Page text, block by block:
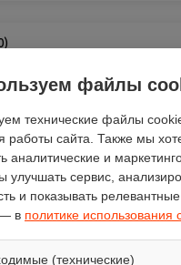
вес
(кг)
115
130
28
65
файлы
технические файлы
работы сайта. Также мы
аналитические и
улучшать сервис,
и показывать
в политике использования
(технические)